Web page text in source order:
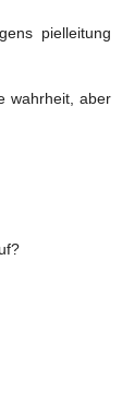
pielleitung
wahrheit, aber